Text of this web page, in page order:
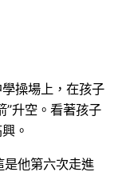
操場上，在孩子
”升空。看著孩子
。
他第六次走進